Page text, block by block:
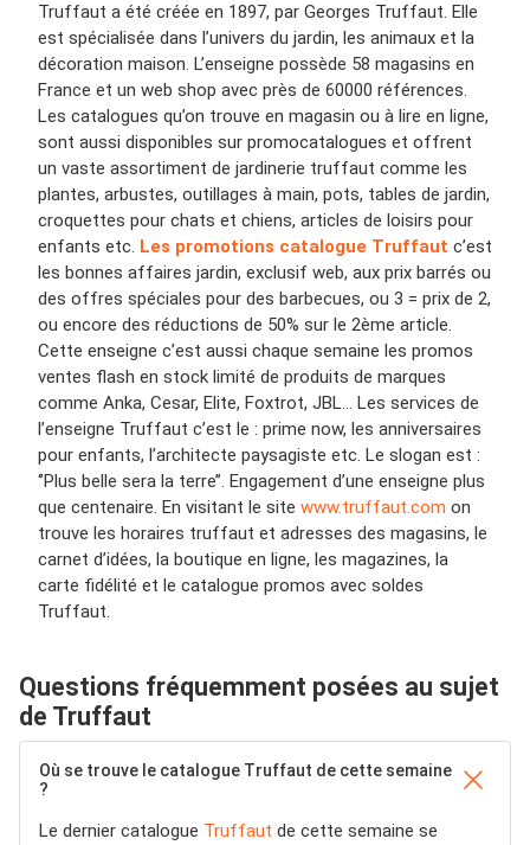
Truffaut a été créée en 1897, par Georges Truffaut. Elle
est spécialisée dans l’univers du jardin, les animaux et la
décoration maison. L’enseigne possède 58 magasins en
France et un web shop avec près de 60000 références.
Les catalogues qu’on trouve en magasin ou à lire en ligne,
sont aussi disponibles sur promocatalogues et offrent
un vaste assortiment de jardinerie truffaut comme les
plantes, arbustes, outillages à main, pots, tables de jardin,
croquettes pour chats et chiens, articles de loisirs pour
enfants etc. Les promotions catalogue Truffaut c’est
les bonnes affaires jardin, exclusif web, aux prix barrés ou
des offres spéciales pour des barbecues, ou 3 = prix de 2,
ou encore des réductions de 50% sur le 2ème article.
Cette enseigne c’est aussi chaque semaine les promos
ventes flash en stock limité de produits de marques
comme Anka, Cesar, Elite, Foxtrot, JBL... Les services de
l’enseigne Truffaut c’est le : prime now, les anniversaires
pour enfants, l’architecte paysagiste etc. Le slogan est :
‘’Plus belle sera la terre’’. Engagement d’une enseigne plus
que centenaire. En visitant le site www.truffaut.com on
trouve les horaires truffaut et adresses des magasins, le
carnet d’idées, la boutique en ligne, les magazines, la
carte fidélité et le catalogue promos avec soldes
Truffaut.
Questions fréquemment posées au sujet
de Truffaut
Où se trouve le catalogue Truffaut de cette semaine
?
Le dernier catalogue Truffaut de cette semaine se